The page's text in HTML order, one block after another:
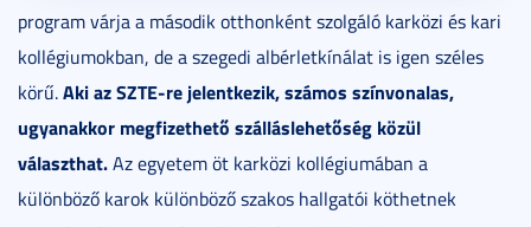
program várja a második otthonként szolgáló karközi és kari
kollégiumokban, de a szegedi albérletkínálat is igen széles
körű.Aki az SZTE-re jelentkezik, számos színvonalas,
ugyanakkor megfizethető szálláslehetőség közül
választhat.Az egyetem öt karközi kollégiumában a
különböző karok különböző szakos hallgatói köthetnek